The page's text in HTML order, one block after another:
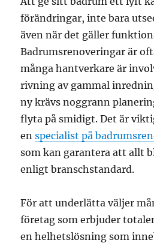
förändringar, inte bara
även när det gäller
Badrumsrenoveringar är
många hantverkare är
rivning av gammal
ny krävs noggrann
flyta på smidigt. Det är
enspecialist på
som kan garantera att allt
enligt branschstandard.
För att underlätta väljer
företag som erbjuder
en helhetslösning som